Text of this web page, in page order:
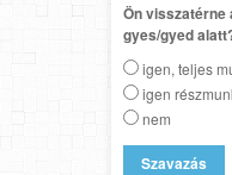
Ön visszatérne
gyes/gyed
igen, teljes
igen
nem